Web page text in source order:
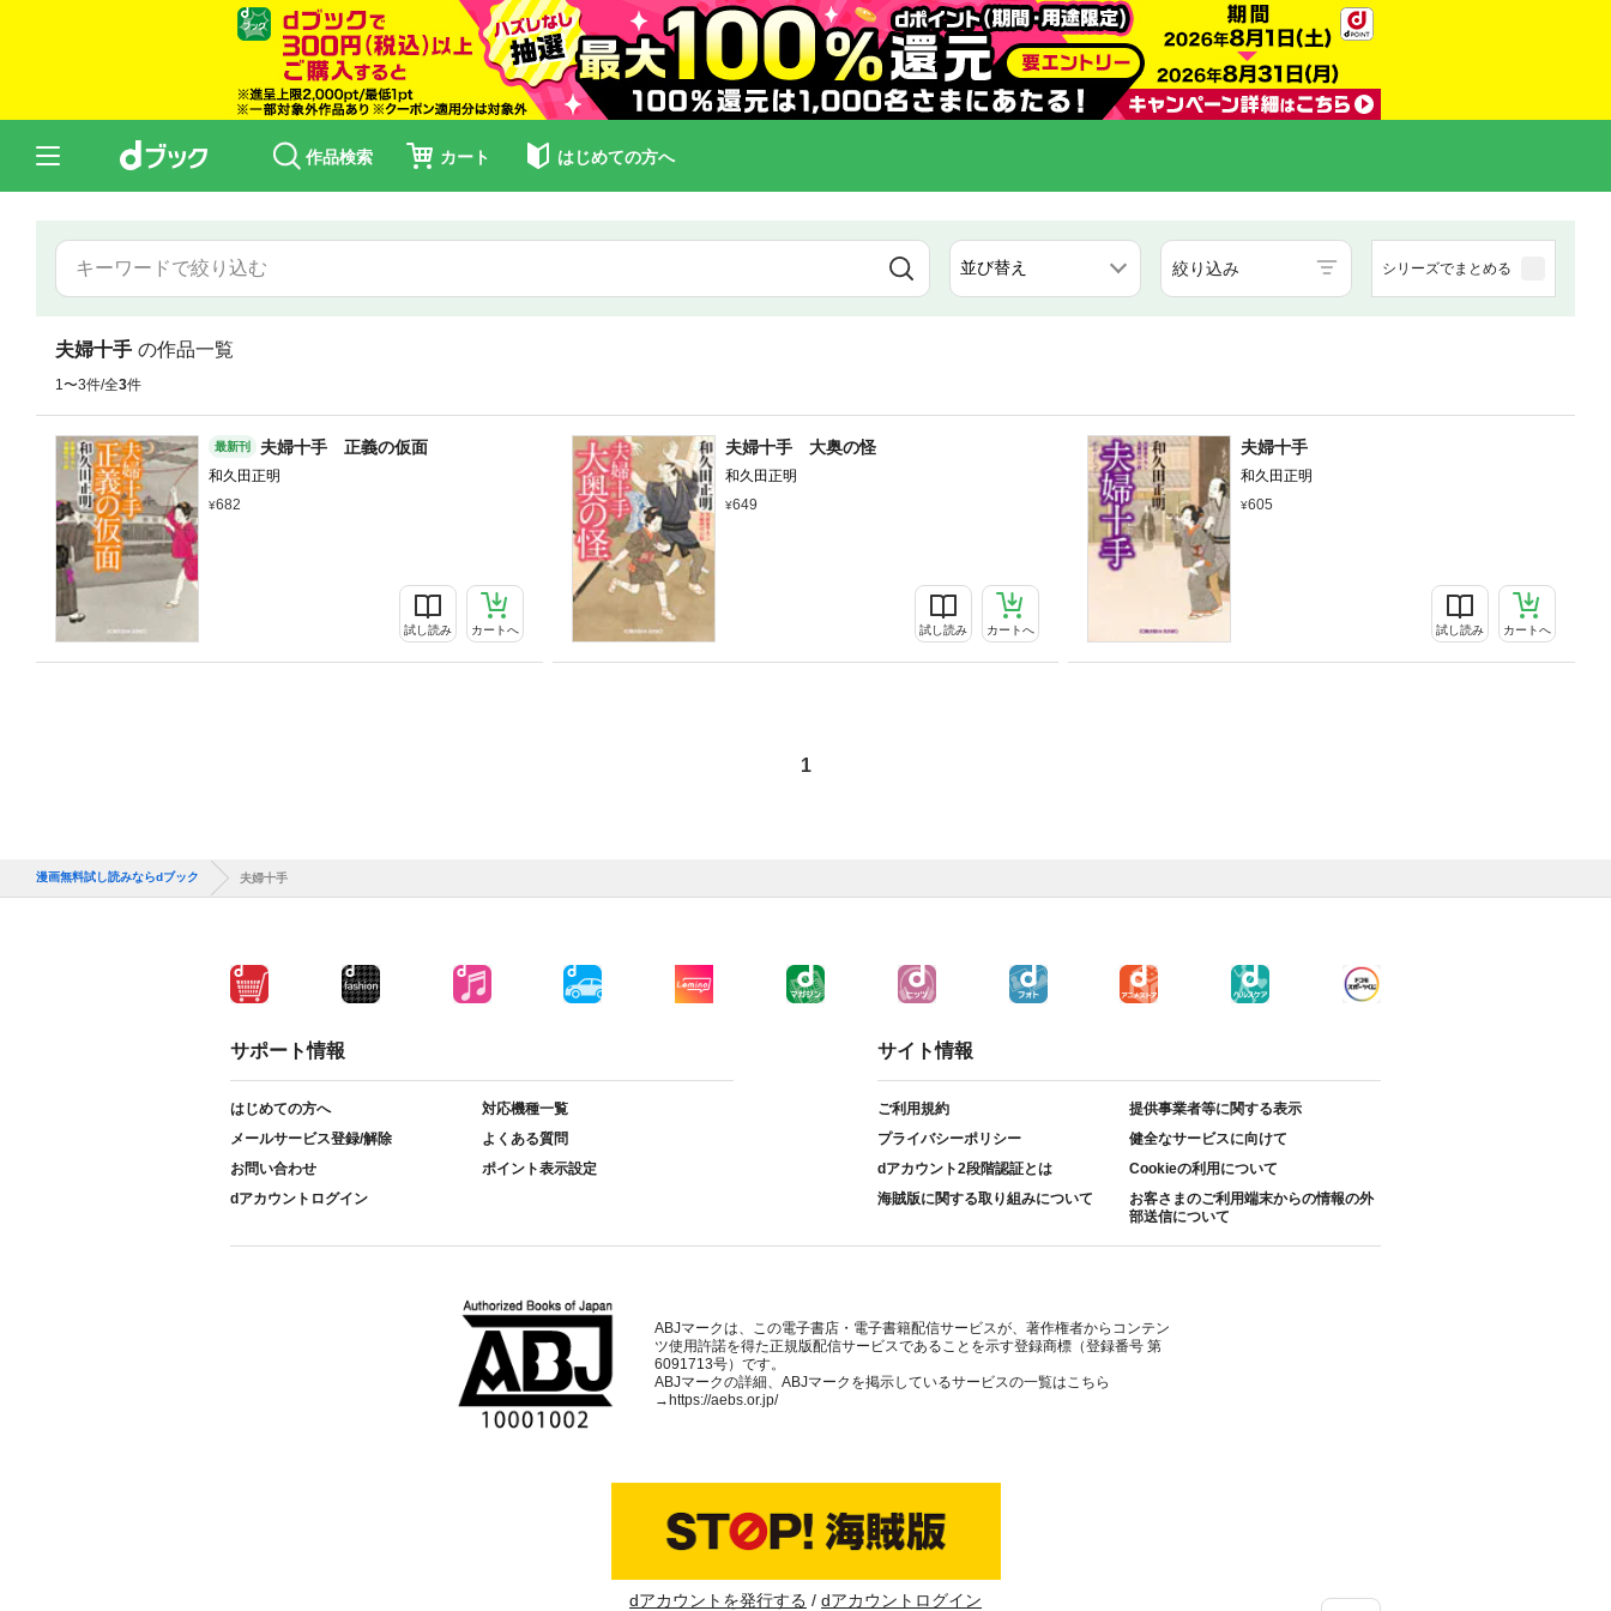
作品検索 カート はじめての方へ
絞り込み シリーズでまとめる
夫婦十手 の作品一覧
1〜3件/全3件
最新刊 夫婦十手 正義の仮面
和久田正明
682
試し読み カートへ
夫婦十手 大奥の怪
和久田正明
649
試し読み カートへ
夫婦十手
和久田正明
605
試し読み カートへ
1
漫画無料試し読みならdブック 夫婦十手
サポート情報
はじめての方へ
対応機種一覧
メールサービス登録/解除
よくある質問
お問い合わせ
ポイント表示設定
dアカウントログイン
サイト情報
ご利用規約
提供事業者等に関する表示
プライバシーポリシー
健全なサービスに向けて
dアカウント2段階認証とは
Cookieの利用について
海賊版に関する取り組みについて
お客さまのご利用端末からの情報の外
部送信について
ABJマークは、この電子書店・電子書籍配信サービスが、著作権者からコンテン
ツ使用許諾を得た正規版配信サービスであることを示す登録商標（登録番号 第
6091713号）です。
ABJマークの詳細、ABJマークを掲示しているサービスの一覧はこちら
→https://aebs.or.jp/
dアカウントを発行する dアカウントログイン